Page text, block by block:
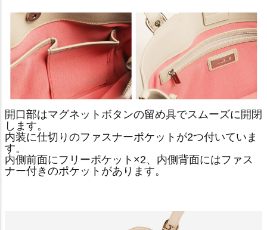
開口部はマグネットボタンの留め具でスムーズに開閉
します。
内装に仕切りのファスナーポケットが2つ付いていま
す。
内側前面にフリーポケット×2、内側背面にはファス
ナー付きのポケットがあります。